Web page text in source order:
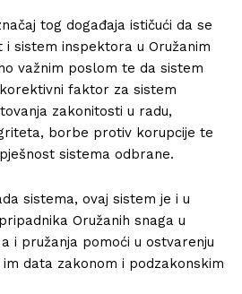
tog događaja ističući da se
sistem inspektora u Oružanim
važnim poslom te da sistem
faktor za sistem
zakonitosti u radu,
borbe protiv korupcije te
sistema odbrane.
sistema, ovaj sistem je i u
Oružanih snaga u
i pružanja pomoći u ostvarenju
data zakonom i podzakonskim